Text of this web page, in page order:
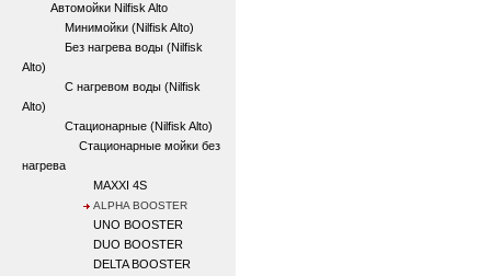
Автомойки Nilfisk Alto
Минимойки (Nilfisk Alto)
Без нагрева воды (Nilfisk
Alto)
С нагревом воды (Nilfisk
Alto)
Стационарные (Nilfisk Alto)
Стационарные мойки без
нагрева
MAXXI 4S
ALPHA BOOSTER
UNO BOOSTER
DUO BOOSTER
DELTA BOOSTER